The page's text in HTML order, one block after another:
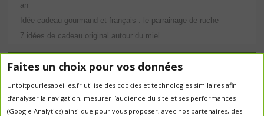
Faites un choix pour vos données
Untoitpourlesabeilles.fr utilise des cookies et technologies similaires afin
d’analyser la navigation, mesurer l’audience du site et ses performances
(Google Analytics) ainsi que pour vous proposer, avec nos partenaires, des
an
Idée cadeau gourmand et français : le parrainage de ruche
7 idées de cadeau original autour du miel
Étiquettes
abeille abeille en danger abeilles animation
apiculteur apiculteurs apiculture apiculture